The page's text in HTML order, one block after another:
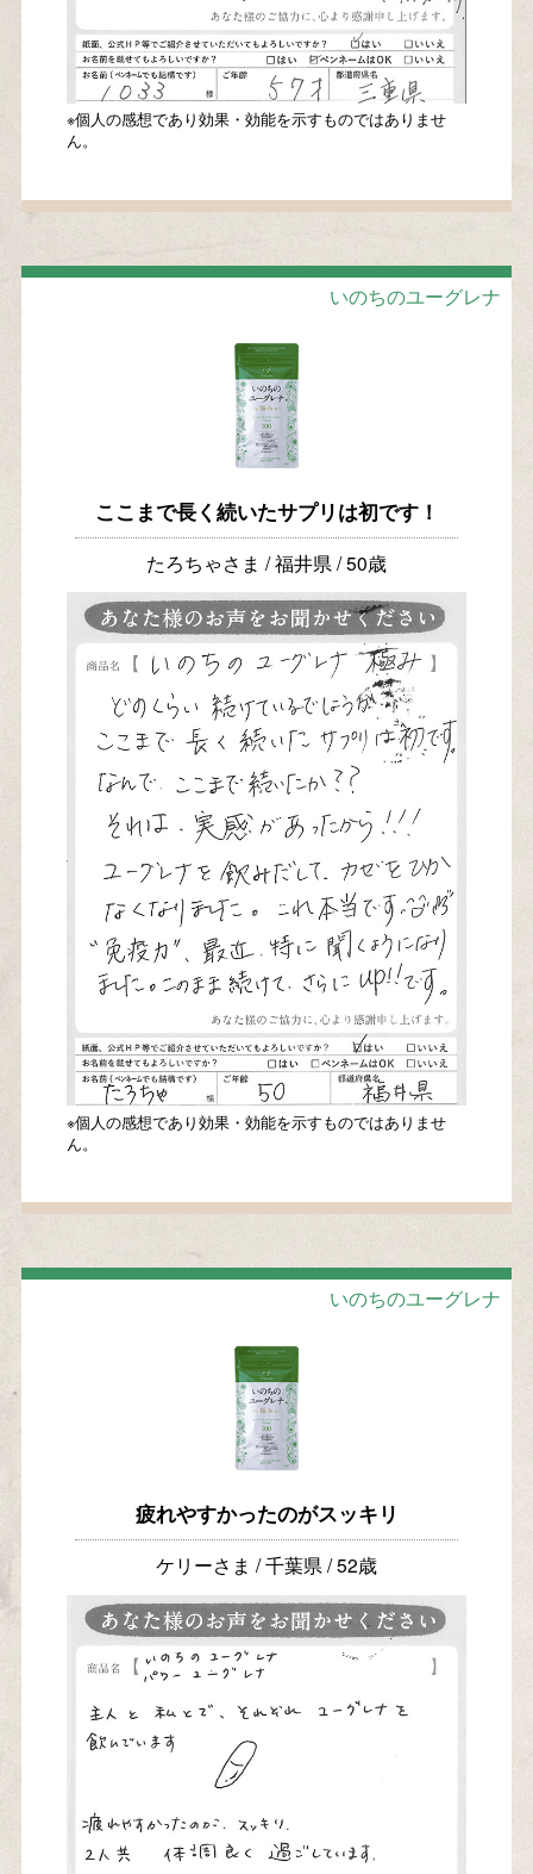
※個人の感想であり効果・効能を示すものではありませ
ん。
いのちのユーグレナ
ここまで長く続いたサプリは初です！
たろちゃさま / 福井県 / 50歳
※個人の感想であり効果・効能を示すものではありませ
ん。
いのちのユーグレナ
疲れやすかったのがスッキリ
ケリーさま / 千葉県 / 52歳